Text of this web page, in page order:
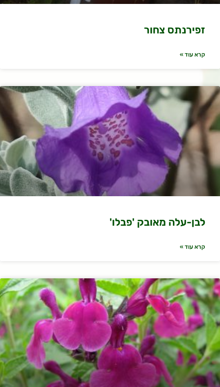
זפירנתס צחור
קרא עוד »
לבן-עלה מאובק 'פבלו'
קרא עוד »